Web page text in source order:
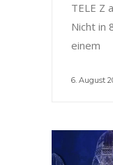
TELE Z
Nicht in
einem
6. August